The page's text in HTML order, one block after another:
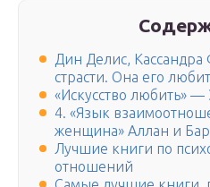
Дин Делис, Кассандра
страсти. Она его
«Искусство любить»
4. «Язык
женщина» Аллан и
Лучшие книги по
отношений